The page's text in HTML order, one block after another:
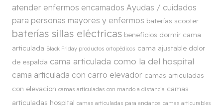
atender enfermos encamados Ayudas / cuidados
para personas mayores y enfermos baterías scooter
baterías sillas eléctricas beneficios dormir cama
articulada Black Friday productos ortopédicos cama ajustable dolor
de espalda cama articulada como la del hospital
cama articulada con carro elevador camas articuladas
con elevacion camas articuladas con mando a distancia camas
articuladas hospital camas articuladas para ancianos camas articurables